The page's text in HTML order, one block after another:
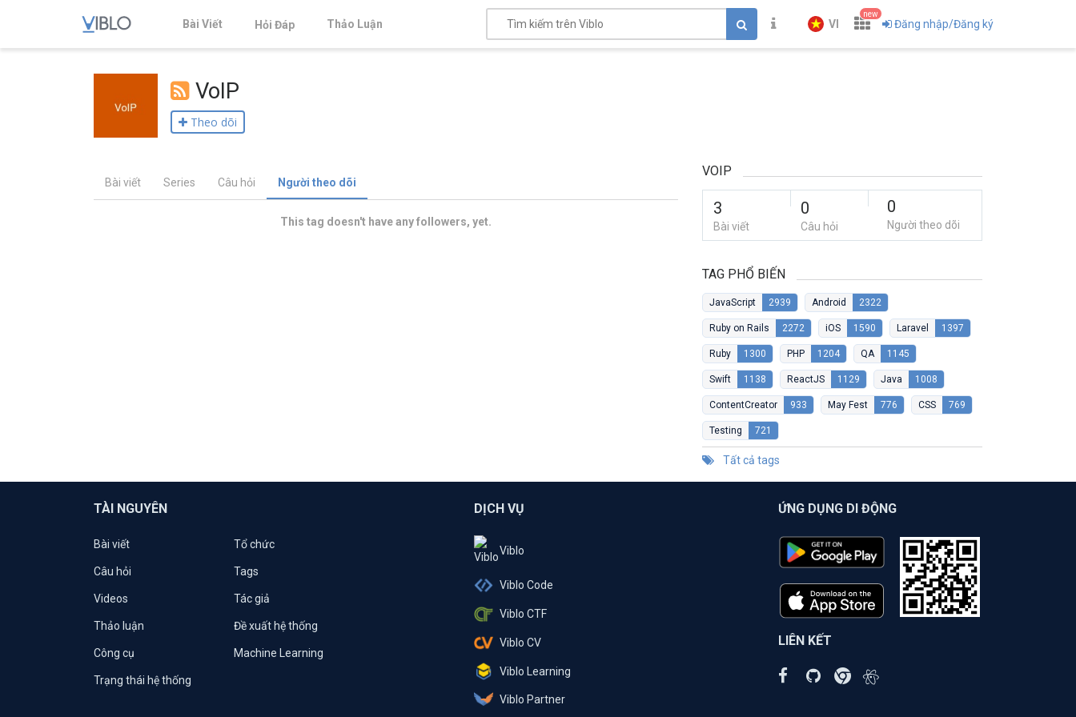
Bài Viết Hỏi Đáp Thảo Luận VI
new
Đăng nhập/Đăng ký
VoIP
Theo dõi
Bài viết Series Câu hỏi Người theo dõi
This tag doesn't have any followers, yet.
VOIP
3
Bài viết
0
Câu hỏi
0
Người theo dõi
TAG PHỔ BIẾN
JavaScript 2939 Android 2322
Ruby on Rails 2272 iOS 1590 Laravel 1397
Ruby 1300 PHP 1204 QA 1145
Swift 1138 ReactJS 1129 Java 1008
ContentCreator 933 May Fest 776 CSS 769
Testing 721
Tất cả tags
TÀI NGUYÊN
Bài viết Tổ chức
Câu hỏi Tags
Videos Tác giả
Thảo luận Đề xuất hệ thống
Công cụ Machine Learning
Trạng thái hệ thống
DỊCH VỤ
Viblo
Viblo Code
Viblo CTF
Viblo CV
Viblo Learning
Viblo Partner
ỨNG DỤNG DI ĐỘNG
LIÊN KẾT